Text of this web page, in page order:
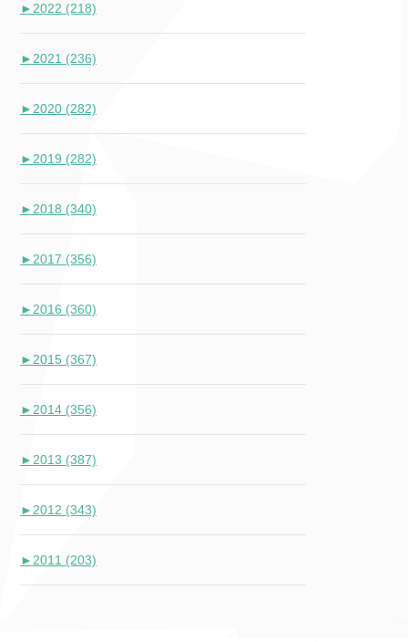
► 2022 (218)
► 2021 (236)
► 2020 (282)
► 2019 (282)
► 2018 (340)
► 2017 (356)
► 2016 (360)
► 2015 (367)
► 2014 (356)
► 2013 (387)
► 2012 (343)
► 2011 (203)